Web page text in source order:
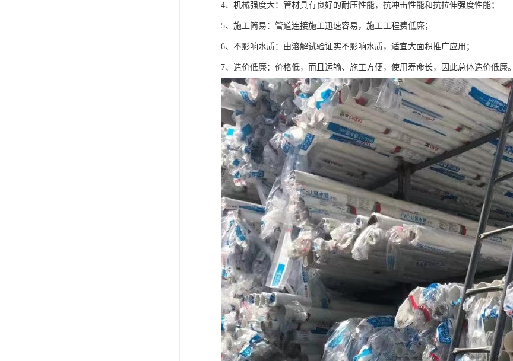
4、机械强度大：管材具有良好的耐压性能，抗冲击性能和抗拉伸强度性能；
5、施工简易：管道连接施工迅速容易，施工工程费低廉；
6、不影响水质：由溶解试验证实不影响水质，适宜大面积推广应用；
7、造价低廉：价格低，而且运输、施工方便，使用寿命长，因此总体造价低廉。